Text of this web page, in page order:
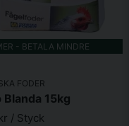
- BETALA MINDRE
FODER
Blanda 15kg
/ Styck